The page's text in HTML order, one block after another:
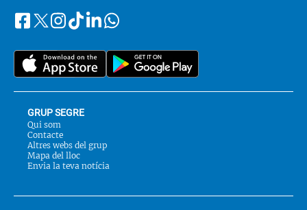
Segueix-
a::
FacebookInstagram
TiktokLinkedinWhatsapp
GRUP SEGRE
Qui som
Contacte
Altres webs del grup
Mapa del lloc
Envia la teva notícia